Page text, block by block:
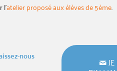
atelier proposé aux élèves de 5ème.
nous